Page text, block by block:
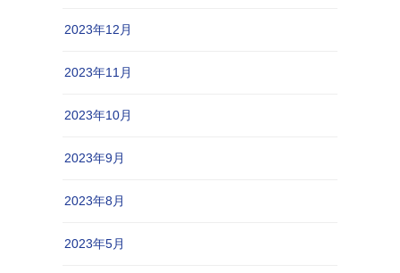
2023年12月
2023年11月
2023年10月
2023年9月
2023年8月
2023年5月